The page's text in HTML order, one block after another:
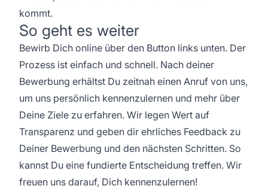
kommt.
So geht es weiter
Bewirb Dich online über den Button links unten. Der
Prozess ist einfach und schnell. Nach deiner
Bewerbung erhältst Du zeitnah einen Anruf von uns,
um uns persönlich kennenzulernen und mehr über
Deine Ziele zu erfahren. Wir legen Wert auf
Transparenz und geben dir ehrliches Feedback zu
Deiner Bewerbung und den nächsten Schritten. So
kannst Du eine fundierte Entscheidung treffen. Wir
freuen uns darauf, Dich kennenzulernen!